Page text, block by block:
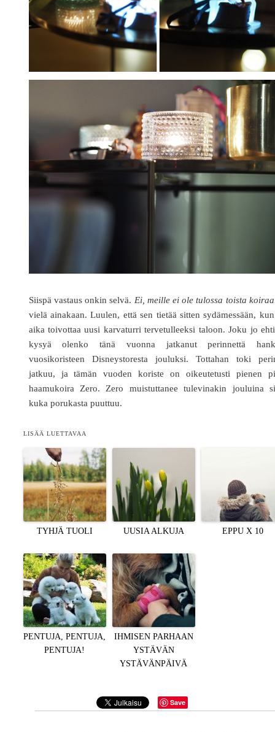
Siispä vastaus onkin selvä. Ei, meille ei ole tulossa toista
vielä ainakaan. Luulen, että sen tietää sitten sydämessään,
aika toivottaa uusi karvaturri tervetulleeksi taloon. Joku jo
kysyä olenko tänä vuonna jatkanut perinnettä
vuosikoristeen Disneystoresta jouluksi. Tottahan toki
jatkuu, ja tämän vuoden koriste on oikeutetusti pienen
haamukoira Zero. Zero muistuttanee tulevinakin jouluina
kuka porukasta puuttuu.
LISÄÄ LUETTAVAA
TYHJÄ TUOLI UUSIA ALKUJA EPPU X 10
PENTUJA, PENTUJA,
PENTUJA!
IHMISEN PARHAAN
YSTÄVÄN
YSTÄVÄNPÄIVÄ
Save